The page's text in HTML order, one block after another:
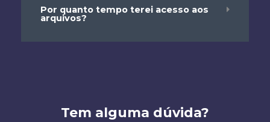
Por quanto tempo terei acesso aos
arquivos?
Tem alguma dúvida?